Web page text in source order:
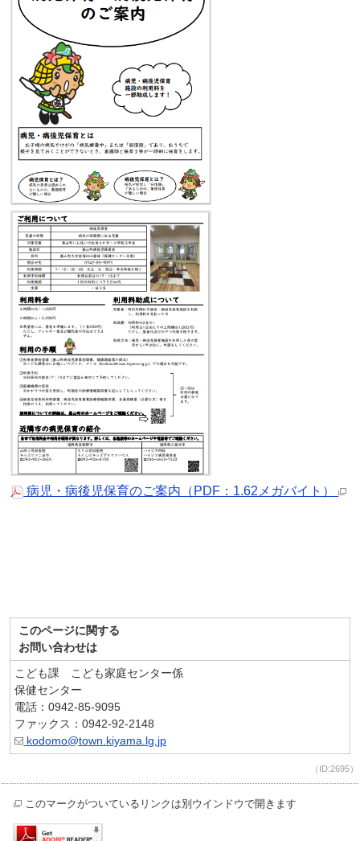
病児・病後児保育のご案内（PDF：1.62メガバイト）
このページに関する
お問い合わせは
こども課 こども家庭センター係
保健センター
電話：0942-85-9095
ファックス：0942-92-2148
kodomo@town.kiyama.lg.jp
（ID:2695）
このマークがついているリンクは別ウインドウで開きます